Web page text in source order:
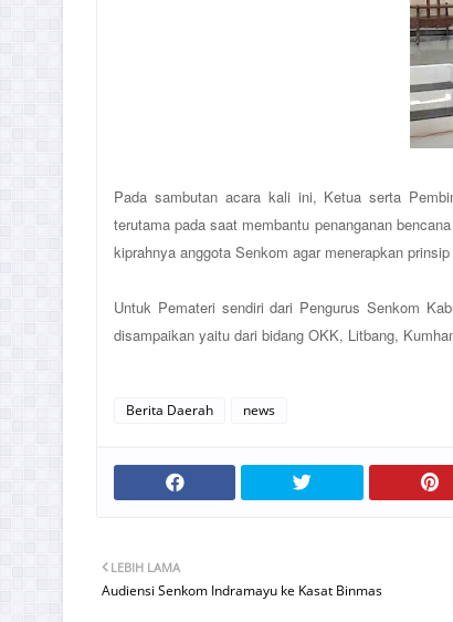
Pada sambutan acara kali ini, Ketua serta
terutama pada saat membantu penanganan
kiprahnya anggota Senkom agar menerapkan
Untuk Pemateri sendiri dari Pengurus Senkom
disampaikan yaitu dari bidang OKK, Litbang,
Berita Daerah news
LEBIH LAMA
Audiensi Senkom Indramayu ke Kasat Binmas